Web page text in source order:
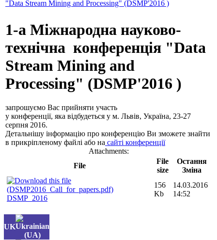
"Data Stream Mining and Processing" (DSMP'2016 )
1-а Міжнародна науково-
технічна конференція "Data
Stream Mining and
Processing" (DSMP'2016 )
запрошуємо Вас прийняти участь
у конференції, яка відбудеться у м. Львів, Україна, 23-27
серпня 2016.
Детальнішу інформацію про конференцію Ви зможете знайти
в прикріпленому файлі або на сайті конференції
Attachments:
File
File
size
Остання
Зміна
DSMP_2016
156
Kb
14.03.2016
14:52
UK